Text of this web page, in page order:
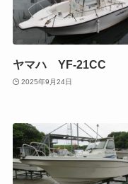
ヤマハ YF-21CC
2025年9月24日